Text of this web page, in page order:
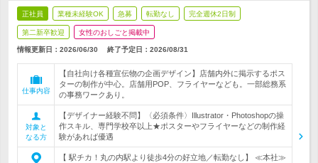
正社員 業種未経験OK 急募 転勤なし 完全週休2日制
第二新卒歓迎 女性のおしごと掲載中
情報更新日：2026/06/30 終了予定日： 2026/08/31
仕事内容
【自社向け各種宣伝物の企画デザイン】店舗内外に掲示するポス
ターの制作が中心。店舗用POP、フライヤーなども。一部総務系
の事務ワークあり。
対象と
なる方
【デザイナー経験不問】〈必須条件〉Illustrator・Photoshopの操
作スキル、専門学校卒以上★ポスターやフライヤーなどの制作経
験があれば優遇
【 駅チカ！丸の内駅より徒歩4分の好立地／転勤なし】 ≪本社≫